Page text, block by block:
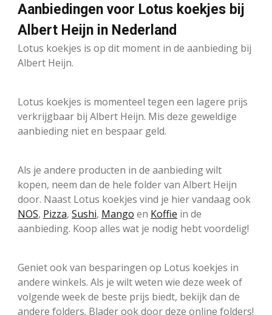
Aanbiedingen voor Lotus koekjes bij
Albert Heijn in Nederland
Lotus koekjes is op dit moment in de aanbieding bij
Albert Heijn.
Lotus koekjes is momenteel tegen een lagere prijs
verkrijgbaar bij Albert Heijn. Mis deze geweldige
aanbieding niet en bespaar geld.
Als je andere producten in de aanbieding wilt
kopen, neem dan de hele folder van Albert Heijn
door. Naast Lotus koekjes vind je hier vandaag ook
NOS, Pizza, Sushi, Mango en Koffie in de
aanbieding. Koop alles wat je nodig hebt voordelig!
Geniet ook van besparingen op Lotus koekjes in
andere winkels. Als je wilt weten wie deze week of
volgende week de beste prijs biedt, bekijk dan de
andere folders. Blader ook door deze online folders!